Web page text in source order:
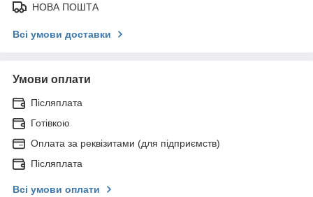
НОВА ПОШТА
Всі умови доставки
Умови оплати
Післяплата
Готівкою
Оплата за реквізитами (для підприємств)
Післяплата
Всі умови оплати